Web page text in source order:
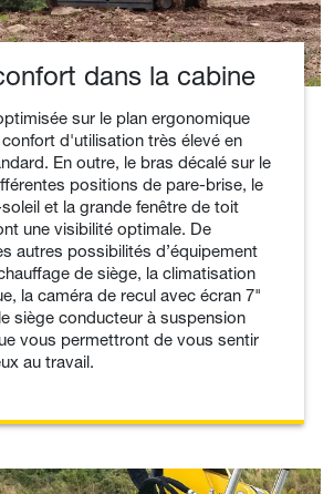
dans la cabine
sur le plan ergonomique
d'utilisation très élevé en
En outre, le bras décalé sur le
positions de pare-brise, le
et la grande fenêtre de toit
une visibilité optimale. De
autres possibilités d’équipement
de siège, la climatisation
la caméra de recul avec écran 7"
siège conducteur à suspension
vous permettront de vous sentir
au travail.